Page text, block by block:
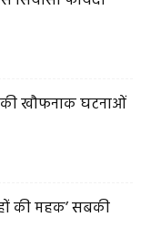
खौफनाक घटनाओं
की महक’ सबकी